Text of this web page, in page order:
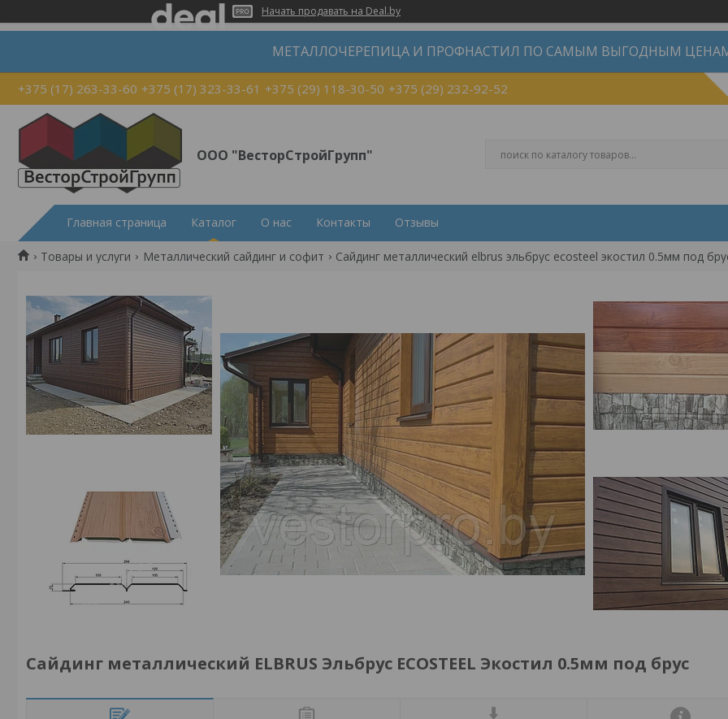
Начать продавать на Deal.by
МЕТАЛЛОЧЕРЕПИЦА И ПРОФНАСТИЛ ПО САМЫМ ВЫГОДНЫМ
+375 (17) 263-33-60 +375 (17) 323-33-61 +375 (29) 118-30-50 +375 (29) 232-92-52
ООО "ВесторСтройГрупп"
Главная страница Каталог О нас Контакты Отзывы
Товары и услуги Металлический сайдинг и софит Сайдинг металлический elbrus эльбрус ecosteel экостил 0.5мм под
Сайдинг металлический ELBRUS Эльбрус ECOSTEEL Экостил 0.5мм под брус